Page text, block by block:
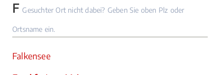
F Gesuchter Ort nicht dabei? Geben Sie oben Plz oder
Ortsname ein.
Falkensee